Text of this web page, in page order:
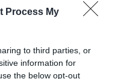
Process My
to third parties, or
information for
the below opt-out